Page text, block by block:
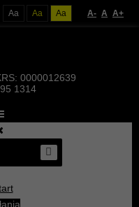
Aa Aa Aa A- A A+
0000012639
1314